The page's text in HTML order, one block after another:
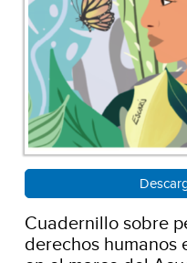
Cuadernillo sobre
derechos humanos